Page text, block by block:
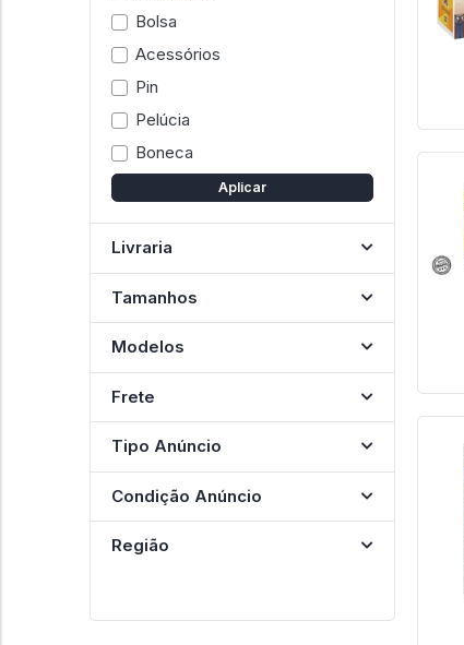
Bolsa
Acessórios
Pin
Pelúcia
Boneca
Aplicar
Livraria
Tamanhos
Modelos
Frete
Tipo Anúncio
Condição Anúncio
Região